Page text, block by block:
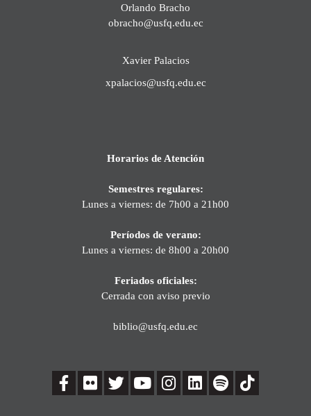
Orlando Bracho
obracho@usfq.edu.ec
Xavier Palacios
xpalacios@usfq.edu.ec
Horarios de Atención
Semestres regulares:
Lunes a viernes: de 7h00 a 21h00
Períodos de verano:
Lunes a viernes: de 8h00 a 20h00
Feriados oficiales:
Cerrada con aviso previo
biblio@usfq.edu.ec